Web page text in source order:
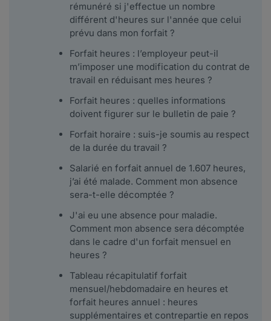
rémunéré si j'effectue un nombre
différent d'heures sur l'année que celui
prévu dans mon forfait ?
Forfait heures : l’employeur peut-il
m’imposer une modification du contrat de
travail en réduisant mes heures ?
Forfait heures : quelles informations
doivent figurer sur le bulletin de paie ?
Forfait horaire : suis-je soumis au respect
de la durée du travail ?
Salarié en forfait annuel de 1.607 heures,
j’ai été malade. Comment mon absence
sera-t-elle décomptée ?
J'ai eu une absence pour maladie.
Comment mon absence sera décomptée
dans le cadre d'un forfait mensuel en
heures ?
Tableau récapitulatif forfait
mensuel/hebdomadaire en heures et
forfait heures annuel : heures
supplémentaires et contrepartie en repos